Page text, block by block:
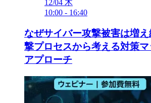
12/04 木
10:00 - 16:40
なぜサイバー攻撃被害は増
撃プロセスから考える対策
アプローチ